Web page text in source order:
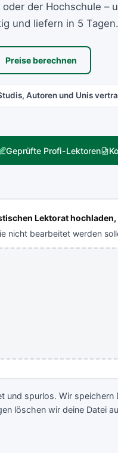
der Hochschule –
und liefern in 5 Tagen.
Preise berechnen
Autoren und Unis
Geprüfte Profi-Lektoren
Lektorat hochladen,
nicht bearbeitet werden
und spurlos. Wir
löschen wir deine Datei